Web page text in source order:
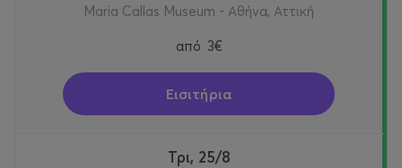
Maria Callas Museum - Αθήνα, Αττική
από 3€
Εισιτήρια
Τρι, 25/8